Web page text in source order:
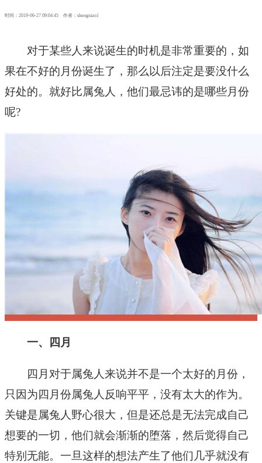
时间：2019-06-27 09:04:45 作者：shengxiao1
对于某些人来说诞生的时机是非常重要的，如
果在不好的月份诞生了，那么以后注定是要没什么
好处的。就好比属兔人，他们最忌讳的是哪些月份
呢?
一、四月
四月对于属兔人来说并不是一个太好的月份，
只因为四月份属兔人反响平平，没有太大的作为。
关键是属兔人野心很大，但是还总是无法完成自己
想要的一切，他们就会渐渐的堕落，然后觉得自己
特别无能。一旦这样的想法产生了他们几乎就没有